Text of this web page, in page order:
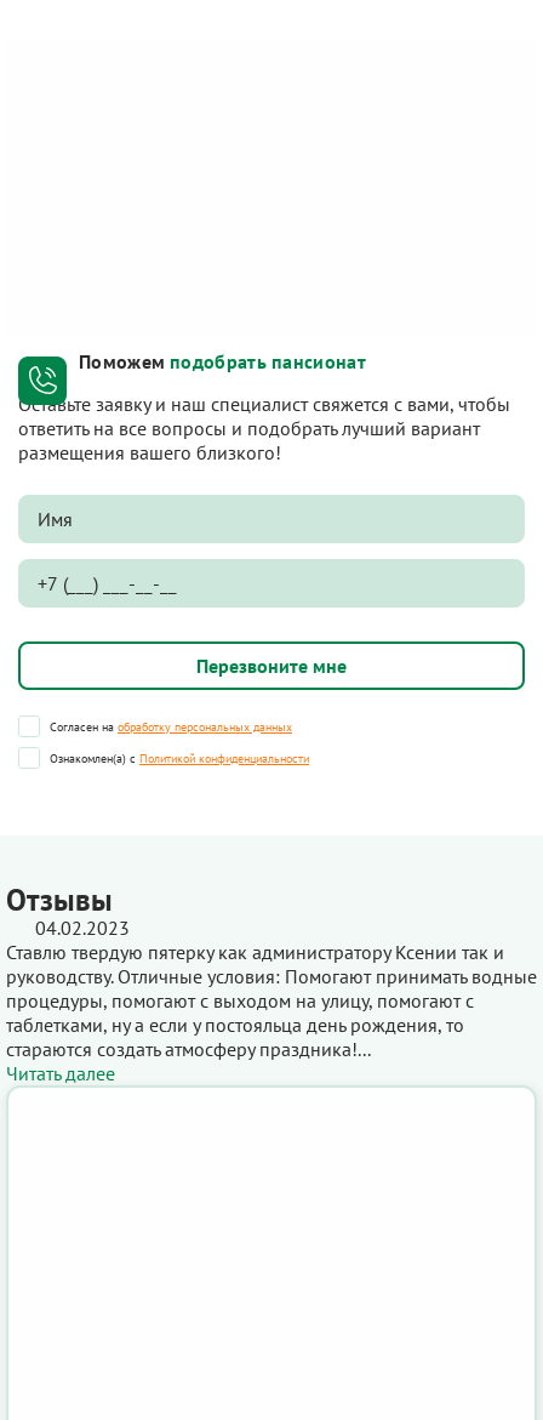
Поможем подобрать пансионат
Оставьте заявку и наш специалист свяжется с вами, чтобы
ответить на все вопросы и подобрать лучший вариант
размещения вашего близкого!
Согласен на обработку персональных данных
Ознакомлен(а) с Политикой конфиденциальности
Отзывы
04.02.2023
Ставлю твердую пятерку как администратору Ксении так и
руководству. Отличные условия: Помогают принимать водные
процедуры, помогают с выходом на улицу, помогают с
таблетками, ну а если у постояльца день рождения, то
стараются создать атмосферу праздника!...
Читать далее